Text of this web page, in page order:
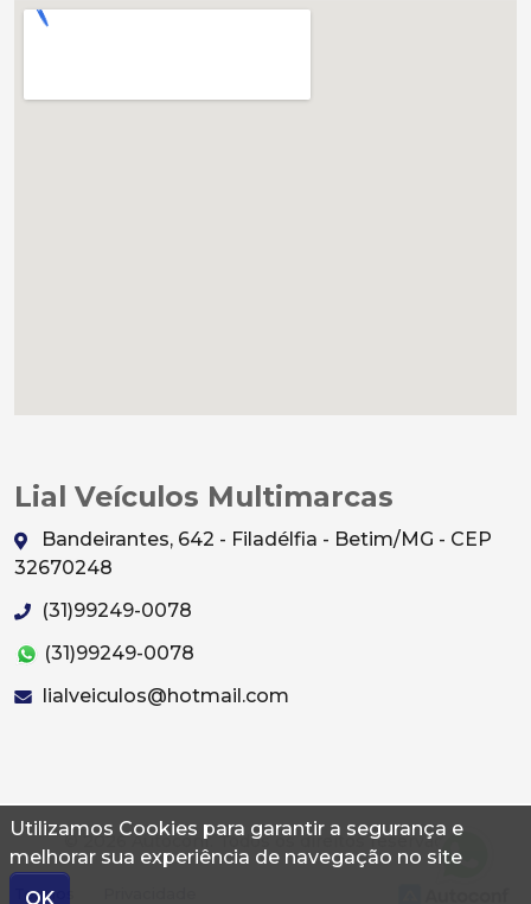
Utilizamos Cookies para garantir a segurança e
melhorar sua experiência de navegação no site
OK
Lial Veículos Multimarcas
Bandeirantes, 642 - Filadélfia - Betim/MG - CEP
32670248
(31)99249-0078
(31)99249-0078
lialveiculos@hotmail.com
© 2026 Autoconf. Todos os direitos reservados.
Termos